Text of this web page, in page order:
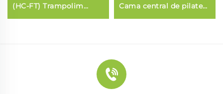
(HC-FT) Trampolim
(estilo fibra de vidro)
Cama central de pilates
comercial (3 em 1)